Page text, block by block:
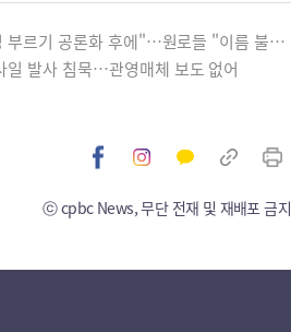
르기 공론화 후에"…원로들 "이름 불러야"
일 발사 침묵…관영매체 보도 없어
ⓒ cpbc News, 무단 전재 및 재배포 금지